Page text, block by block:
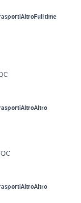
AltroFull time
AltroAltro
AltroAltro